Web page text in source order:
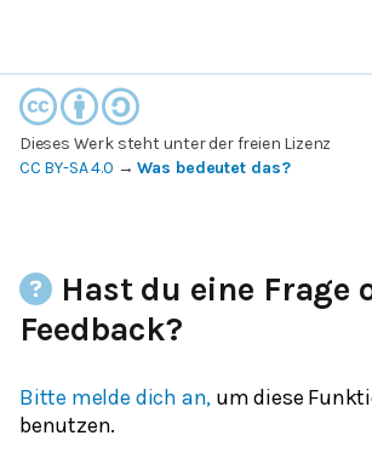
Dieses Werk steht unter der freien Lizenz
CC BY-SA 4.0 →Was bedeutet das?
Hast du eine Frage
Feedback?
Bitte melde dich an, um diese
benutzen.